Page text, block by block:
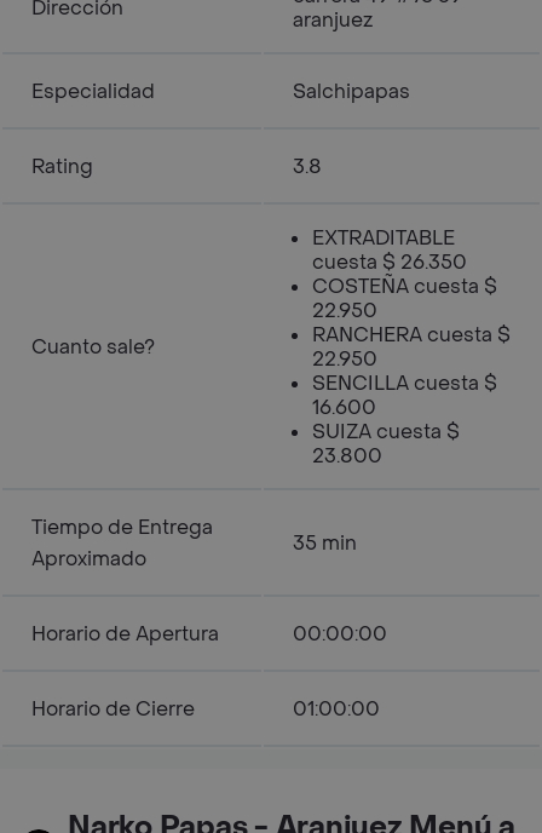
Dirección
aranjuez
Especialidad Salchipapas
Rating 3.8
Cuanto sale?
EXTRADITABLE
cuesta $ 26.350
COSTEÑA cuesta $
22.950
RANCHERA cuesta $
22.950
SENCILLA cuesta $
16.600
SUIZA cuesta $
23.800
Tiempo de Entrega
Aproximado
35 min
Horario de Apertura 00:00:00
Horario de Cierre 01:00:00